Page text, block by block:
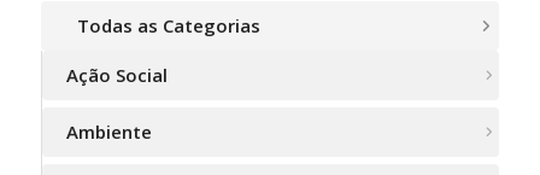
Todas as Categorias
Ação Social
Ambiente